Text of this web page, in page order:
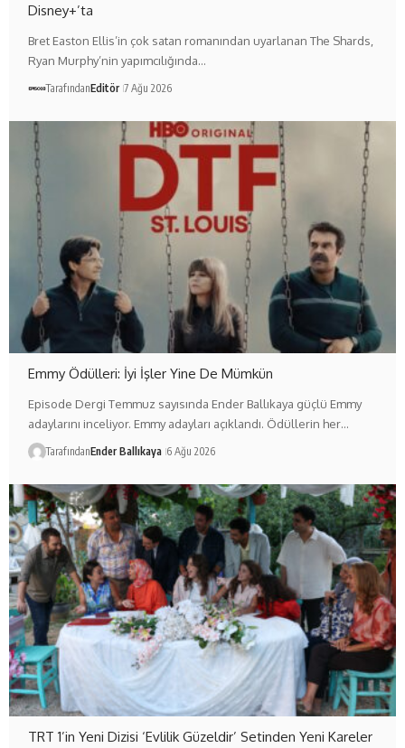
Disney+’ta
Bret Easton Ellis’in çok satan romanından uyarlanan The Shards,
Ryan Murphy’nin yapımcılığında…
TarafındanEditör 7 Ağu 2026
Emmy Ödülleri: İyi İşler Yine De Mümkün
Episode Dergi Temmuz sayısında Ender Ballıkaya güçlü Emmy
adaylarını inceliyor. Emmy adayları açıklandı. Ödüllerin her…
TarafındanEnder Ballıkaya 6 Ağu 2026
TRT 1’in Yeni Dizisi ‘Evlilik Güzeldir’ Setinden Yeni Kareler